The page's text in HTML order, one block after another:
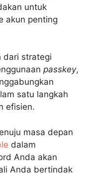
untuk
akun penting
dari strategi
passkey,
satu langkah
efisien.
masa depan
dalam
Anda akan
Anda bertindak